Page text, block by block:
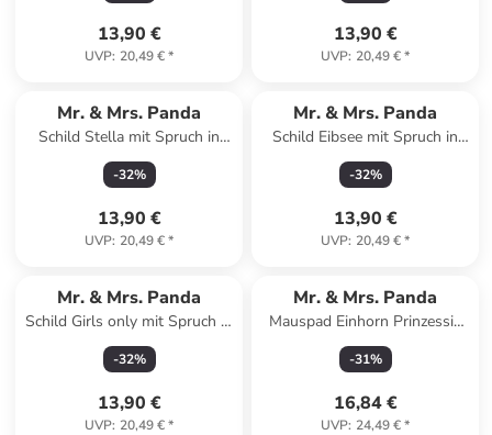
13,90 €
UVP: 20,49 €*
13,90 €
UVP: 20,49 €*
Mr. & Mrs. Panda
Schild Stella mit Spruch in
Keine Angabe
-32%
13,90 €
UVP: 20,49 €*
Mr. & Mrs. Panda
Schild Eibsee mit Spruch in
Keine Angabe
-32%
13,90 €
UVP: 20,49 €*
Mr. & Mrs. Panda
Schild Girls only mit Spruch in
Keine Angabe
-32%
13,90 €
UVP: 20,49 €*
Mr. & Mrs. Panda
Mauspad Einhorn Prinzessin
mit Spruch in Schwarz
-31%
16,84 €
UVP: 24,49 €*